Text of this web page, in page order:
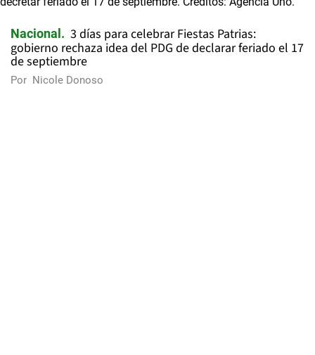
Nacional
3 días para celebrar Fiestas Patrias:
gobierno rechaza idea del PDG de declarar feriado el 17
de septiembre
Por Nicole Donoso